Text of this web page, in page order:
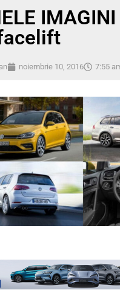
noiembrie 10, 2016 7:55